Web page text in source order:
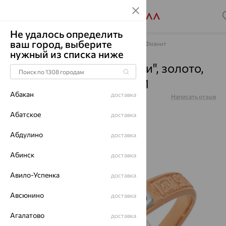
Главная Каталог Обручальные кольца Фианит
Кольцо "Спаси и сохрани", золото,
фианит, красный, 10-231
Артикул: Написать отзыв
Не удалось определить
ваш город, выберите
нужный из списка ниже
Абакан доставка
Абатское доставка
Абдулино доставка
Абинск доставка
Авило-Успенка доставка
Авсюнино доставка
Агалатово доставка